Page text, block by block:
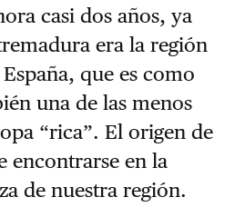
casi dos años, ya
era la región
que es como
una de las menos
“rica”. El origen de
encontrarse en la
de nuestra región.